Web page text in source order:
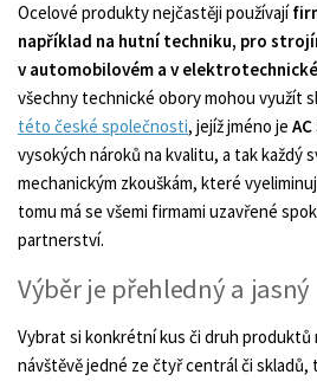
Ocelové produkty nejčastěji používají
například na hutní techniku, pro
v automobilovém a v
všechny technické obory mohou využít
této české společnosti, jejíž jméno je
vysokých nároků na kvalitu, a tak každý
mechanickým zkouškám, které
tomu má se všemi firmami uzavřené
partnerství.
Výběr je přehledný a jasný
Vybrat si konkrétní kus či druh produktů
návštěvě jedné ze čtyř centrál či